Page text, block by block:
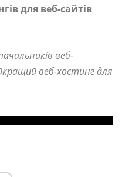
для веб-сайтів
веб-
веб-хостинг для